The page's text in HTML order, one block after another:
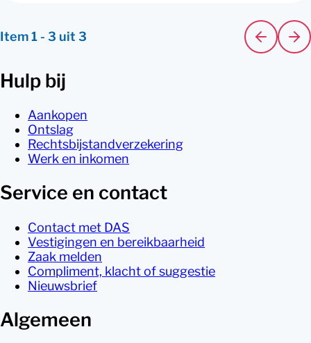
Item1 - 3 uit 3
Hulp bij
Aankopen
Ontslag
Rechtsbijstandverzekering
Werk en inkomen
Service en contact
Contact met DAS
Vestigingen en bereikbaarheid
Zaak melden
Compliment, klacht of suggestie
Nieuwsbrief
Algemeen